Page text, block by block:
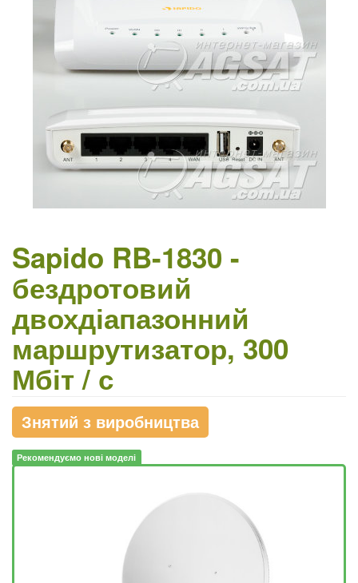
Sapido RB-1830 -
бездротовий
двохдіапазонний
маршрутизатор, 300
Мбіт / с
Знятий з виробництва
Рекомендуємо нові моделі